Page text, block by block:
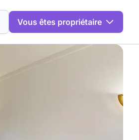
Vous êtes propriétaire